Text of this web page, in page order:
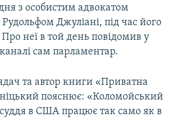
з особистим адвокатом
Джуліані, під час його
неї в той день повідомив у
сам парламентар.
та автор книги «Приватна
пояснює: «Коломойський
в США працює так само як в